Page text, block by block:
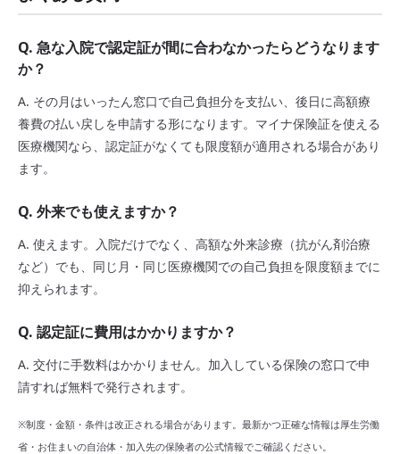
Q. 急な入院で認定証が間に合わなかったらどうなります
か？
A. その月はいったん窓口で自己負担分を支払い、後日に高額療
養費の払い戻しを申請する形になります。マイナ保険証を使える
医療機関なら、認定証がなくても限度額が適用される場合があり
ます。
Q. 外来でも使えますか？
A. 使えます。入院だけでなく、高額な外来診療（抗がん剤治療
など）でも、同じ月・同じ医療機関での自己負担を限度額までに
抑えられます。
Q. 認定証に費用はかかりますか？
A. 交付に手数料はかかりません。加入している保険の窓口で申
請すれば無料で発行されます。
※制度・金額・条件は改正される場合があります。最新かつ正確な情報は厚生労働
省・お住まいの自治体・加入先の保険者の公式情報でご確認ください。